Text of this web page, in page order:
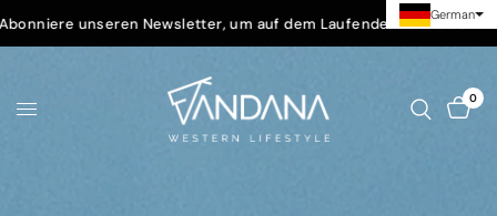
um auf dem Laufenden zu bleiben. Folge uns
0
German